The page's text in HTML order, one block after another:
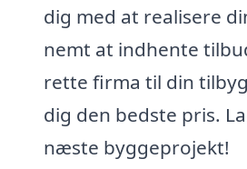
dig med at realisere
nemt at indhente
rette firma til din
dig den bedste pris.
næste byggeprojekt!